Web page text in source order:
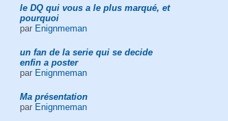
le DQ qui vous a le plus marqué, et
pourquoi
par Enignmeman
un fan de la serie qui se decide
enfin a poster
par Enignmeman
Ma présentation
par Enignmeman